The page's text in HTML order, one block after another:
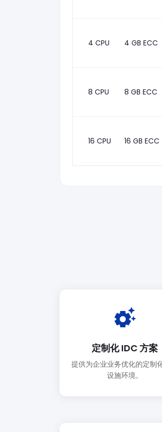
4 CPU 4 GB ECC
8 CPU 8 GB ECC
16 CPU 16 GB ECC
settings_suggest
定制化 IDC 方案
提供为企业业务优化的定制
设施环境。